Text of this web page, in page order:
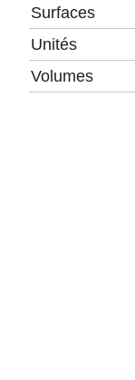
Surfaces
Unités
Volumes